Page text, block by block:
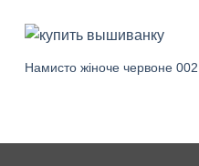
Намисто жіноче червоне 002